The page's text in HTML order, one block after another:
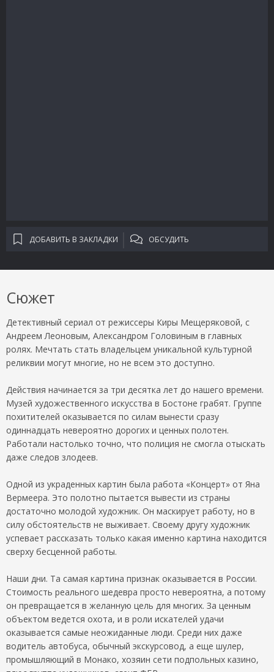
ДОБАВИТЬ В ЗАКЛАДКИ ОБСУДИТЬ
Сюжет
Детективный сериал от режиссеры Киры Мещеряковой, с
Андреем Леоновым, Александром Головиным в главных
ролях. Мечтать стать владельцем уникальной культурной
реликвии могут многие, но не всем это доступно.
Действия начинается за три десятка лет до нашего времени.
Музей художественного искусства в Бостоне грабят. Группе
похитителей оказывается по силам вынести сразу
одиннадцать невероятно дорогих и ценных полотен.
Работали настолько точно, что полиция не смогла отыскать
даже следов злодеев.
Одной из украденных картин была работа «Концерт» от Яна
Вермеера. Это полотно пытается вывести из страны
достаточно молодой художник. Он маскирует работу, но в
силу обстоятельств не выживает. Своему другу художник
успевает рассказать только какая именно картина находится
сверху бесценной работы.
Наши дни. Та самая картина признак оказывается в России.
Стоимость реального шедевра просто невероятна, а потому
он превращается в желанную цель для многих. За ценным
объектом ведется охота, и в роли искателей удачи
оказывается самые неожиданные люди. Среди них даже
водитель автобуса, обычный экскурсовод, а еще шулер,
промышляющий в Монако, хозяин сети подпольных казино,